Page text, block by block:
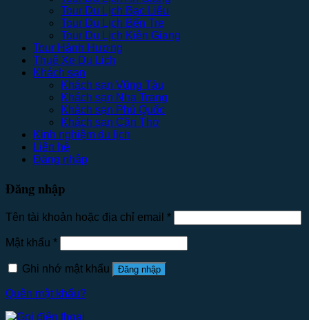
Tour Du Lịch Bạc Liêu
Tour Du Lịch Bến Tre
Tour Du Lịch Kiên Giang
Tour Hành Hương
Thuê Xe Du Lịch
Khách sạn
Khách sạn Vũng Tàu
Khách sạn Nha Trang
Khách sạn Phú Quốc
Khách sạn Cần Thơ
Kinh nghiệm du lịch
Liên hệ
Đăng nhập
Đăng nhập
Tên tài khoản hoặc địa chỉ email *
Mật khẩu *
Ghi nhớ mật khẩu Đăng nhập
Quên mật khẩu?